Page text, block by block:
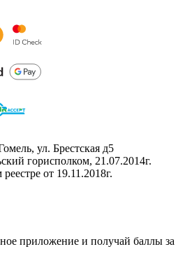
ул. Брестская д5
горисполком, 21.07.2014г.
от 19.11.2018г.
приложение и получай баллы за